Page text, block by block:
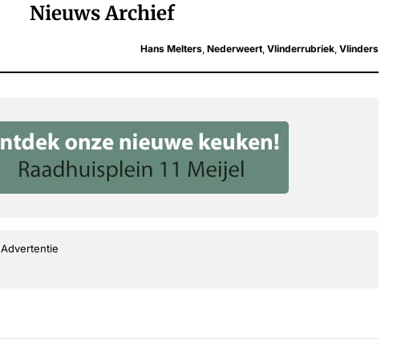
Nieuws Archief
Hans Melters Nederweert Vlinderrubriek Vlinders
Advertentie